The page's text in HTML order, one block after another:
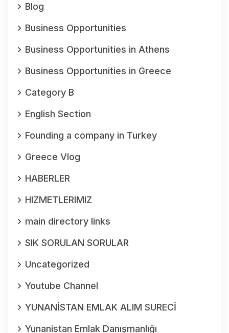
Blog
Business Opportunities
Business Opportunities in Athens
Business Opportunities in Greece
Category B
English Section
Founding a company in Turkey
Greece Vlog
HABERLER
HIZMETLERIMIZ
main directory links
SIK SORULAN SORULAR
Uncategorized
Youtube Channel
YUNANİSTAN EMLAK ALIM SURECİ
Yunanistan Emlak Danışmanlığı